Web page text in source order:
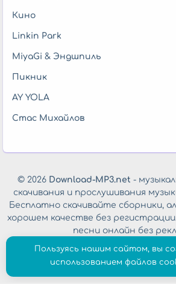
Кино
Linkin Park
MiyaGi & Эндшпиль
Пикник
AY YOLA
Стас Михайлов
© 2026 Download-MP3.net -
скачивания и прослушивания
Бесплатно скачивайте сборники,
хорошем качестве без
песни онлайн без
Обратная связь
Политика
Пользуясь нашим сайтом, вы
использованием файлов